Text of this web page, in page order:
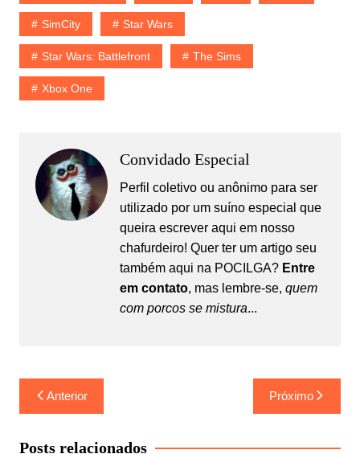
SimCity Star Wars
Star Wars: Battlefront The Sims
Xbox One
Convidado Especial
Perfil coletivo ou anônimo para ser
utilizado por um suíno especial que
queira escrever aqui em nosso
chafurdeiro! Quer ter um artigo seu
também aqui na POCILGA? Entre
em contato, mas lembre-se, quem
com porcos se mistura...
Navegação
de
Post
Anterior Próximo
Posts relacionados